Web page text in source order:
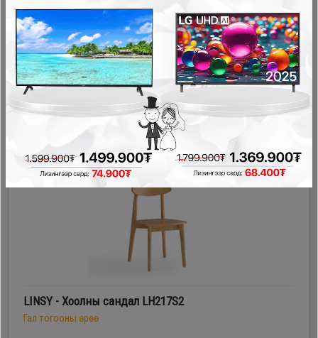
Гал тогооны өрөө
458,000₮
274,800₮
LINSY - Хоолны сандал LH217S2
Гал тогооны өрөө